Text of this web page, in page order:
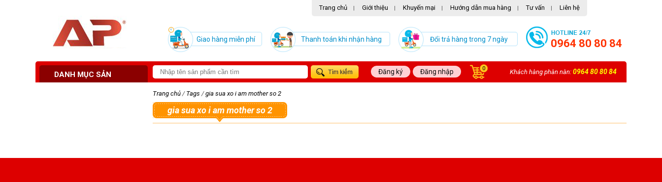
Trang chủ | Giới thiệu | Khuyến mại | Hướng dẫn mua hàng | Tư vấn | Liên hệ
Giao hàng miễn phí Thanh toán khi nhận hàng Đổi trả hàng trong 7 ngày 0964 80 80 84
DANH MỤC SẢN Đăng ký Đăng nhập 0 Khách hàng phàn nàn: 0964 80 80 84
Trang chủ / Tags / gia sua xo i am mother so 2
gia sua xo i am mother so 2